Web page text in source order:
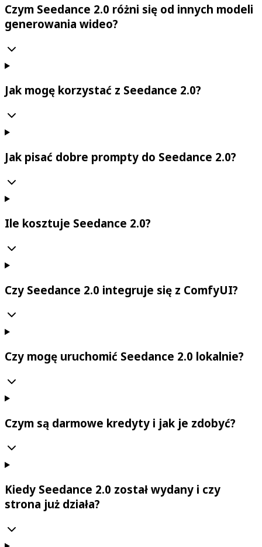
Czym Seedance 2.0 różni się od innych modeli
generowania wideo?
Jak mogę korzystać z Seedance 2.0?
Jak pisać dobre prompty do Seedance 2.0?
Ile kosztuje Seedance 2.0?
Czy Seedance 2.0 integruje się z ComfyUI?
Czy mogę uruchomić Seedance 2.0 lokalnie?
Czym są darmowe kredyty i jak je zdobyć?
Kiedy Seedance 2.0 został wydany i czy
strona już działa?